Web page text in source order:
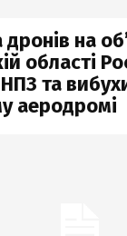
дронів на
області
та
аеродромі